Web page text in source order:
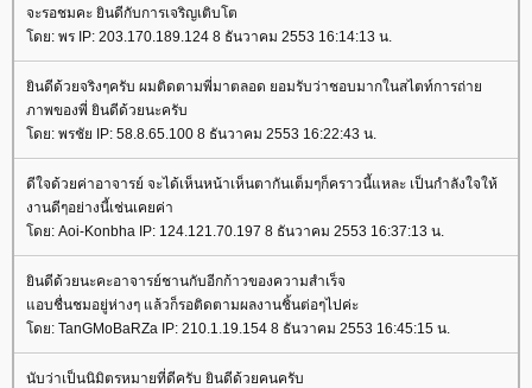
จะรอชมคะ ยินดีกับการเจริญเติบโต
ดย: พร IP: 203.170.189.124 8 ธันวาคม 2553 16:14:13 น.
ินดีด้วยจริงๆครับ ผมติดตามพี่มาตลอด ยอมรับว่าชอบมากในสไตท์การถ่า
ภาพของพี่ ยินดีด้วยนะครับ
ดย: พรชัย IP: 58.8.65.100 8 ธันวาคม 2553 16:22:43 น.
ดีใจด้วยค่าอาจารย์ จะได้เห็นหน้าเห็นตากันเต็มๆก็คราวนี้แหละ เป็นกำลังใจให้
งานดีๆอย่างนี้เช่นเคยค่า
ดย: Aoi-Konbha IP: 124.121.70.197 8 ธันวาคม 2553 16:37:13 น.
ินดีด้วยนะคะอาจารย์ชานกับอีกก้าวของความสำเร็จ
อบชื่นชมอยู่ห่างๆ แล้วก็รอติดตามผลงานชิ้นต่อๆไปค่ะ
ดย: TanGMoBaRZa IP: 210.1.19.154 8 ธันวาคม 2553 16:45:15 น.
นับว่าเป็นนิมิตรหมายที่ดีครับ ยินดีด้วยคนครับ